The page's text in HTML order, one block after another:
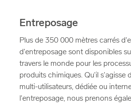
Entreposage
Plus de 350 000 mètres carrés
d'entreposage sont disponibles
travers le monde pour les
produits chimiques. Qu'il s'agisse
multi-utilisateurs, dédiée ou
l'entreposage, nous prenons